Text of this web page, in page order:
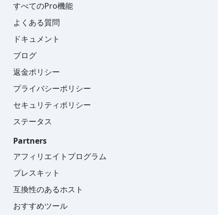
すべてのPro機能
よくある質問
ドキュメント
ブログ
返金ポリシー
プライバシーポリシー
セキュリティポリシー
ステータス
Partners
アフィリエイトプログラム
プレスキット
互換性のあるホスト
おすすめツール